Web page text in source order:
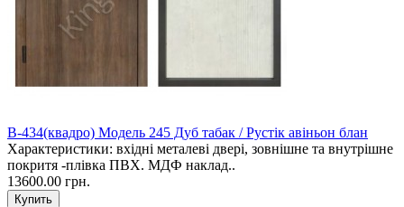
В-434(квадро) Модель 245 Дуб табак / Рустік авіньон блан
Характеристики: вхідні металеві двері, зовнішне та внутрішне
покритя -плівка ПВХ. МДФ наклад..
13600.00 грн.